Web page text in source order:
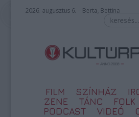
2026. augusztus 6. – Berta, Bettina
FILM SZÍNHÁZ
ZENE
TÁNC FOLK
PODCAST
VIDEÓ